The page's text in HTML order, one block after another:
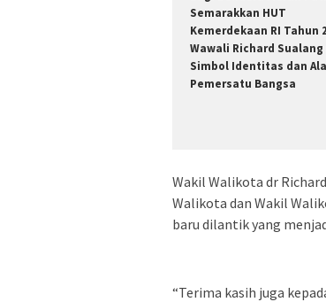
Semarakkan HUT
Kemerdekaan RI Tahun
Wawali Richard Sualang
Simbol Identitas dan
Pemersatu Bangsa
Wakil Walikota dr
Walikota dan Wakil
baru dilantik yang
“Terima kasih juga